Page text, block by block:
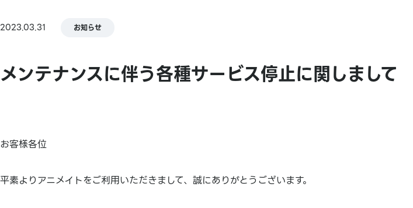
2023.03.31 お知らせ
メンテナンスに伴う各種サービス停止に関しまして
お客様各位
平素よりアニメイトをご利用いただきまして、誠にありがとうございます。